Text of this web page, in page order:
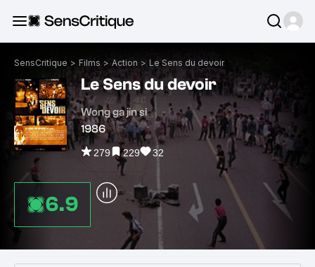
SensCritique > Films > Action > Le Sens du devoir
Le Sens du devoir
Wong ga jin si
1986
279 229 32
6.9